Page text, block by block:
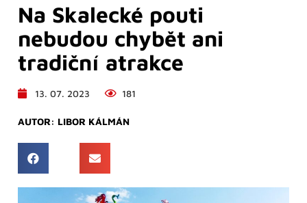
Na Skalecké pouti
nebudou chybět ani
tradiční atrakce
13. 07. 2023 181
AUTOR: LIBOR KÁLMÁN